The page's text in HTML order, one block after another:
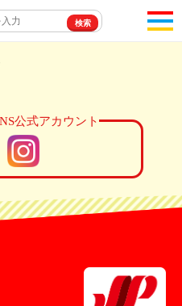
公式アカウント